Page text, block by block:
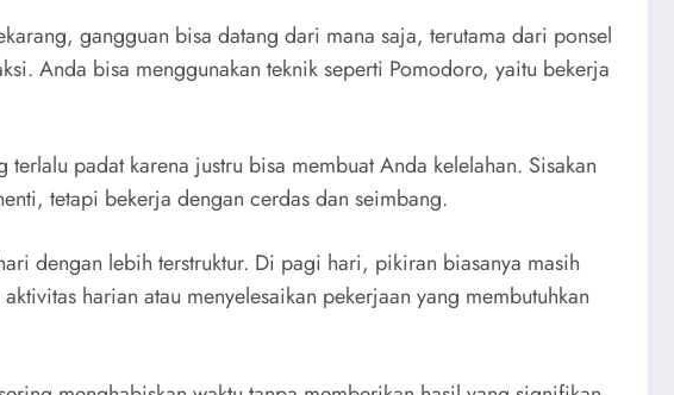
gangguan bisa datang dari mana saja, terutama dari ponsel
Anda bisa menggunakan teknik seperti Pomodoro, yaitu bekerja
padat karena justru bisa membuat Anda kelelahan. Sisakan
tetapi bekerja dengan cerdas dan seimbang.
dengan lebih terstruktur. Di pagi hari, pikiran biasanya masih
harian atau menyelesaikan pekerjaan yang membutuhkan